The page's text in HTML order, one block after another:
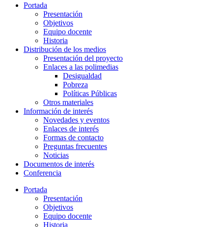
Portada
Presentación
Objetivos
Equipo docente
Historia
Distribución de los medios
Presentación del proyecto
Enlaces a las polimedias
Desigualdad
Pobreza
Políticas Públicas
Otros materiales
Información de interés
Novedades y eventos
Enlaces de interés
Formas de contacto
Preguntas frecuentes
Noticias
Documentos de interés
Conferencia
Portada
Presentación
Objetivos
Equipo docente
Historia